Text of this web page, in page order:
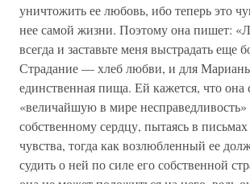
уничтожить ее любовь, ибо теперь это
нее самой жизни. Поэтому она пишет:
всегда и заставьте меня выстрадать еще
Страдание — хлеб любви, и для
единственная пища. Ей кажется, что она
«величайшую в мире
собственному сердцу, пытаясь в
чувства, тогда как возлюбленный ее
судить о ней по силе его собственной